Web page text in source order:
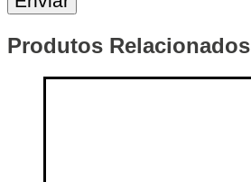
Produtos Relacionados